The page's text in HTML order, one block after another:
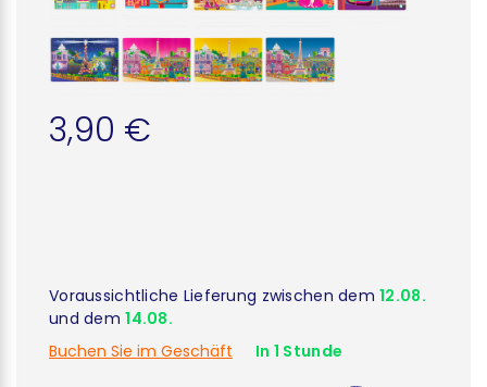
3,90 €
Voraussichtliche Lieferung zwischen dem12.08.
und dem14.08.
Buchen Sie im Geschäft
In 1 Stunde